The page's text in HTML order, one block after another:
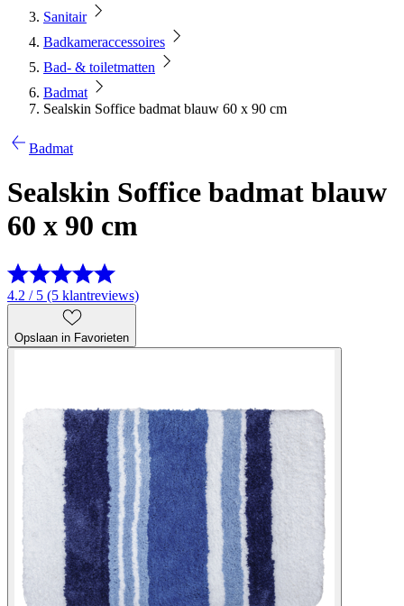
Sanitair
Badkameraccessoires
Bad- & toiletmatten
Badmat
Sealskin Soffice badmat blauw 60 x 90 cm
Badmat
Sealskin Soffice badmat blauw
60 x 90 cm
4.2 / 5 (5 klantreviews)
Opslaan in Favorieten